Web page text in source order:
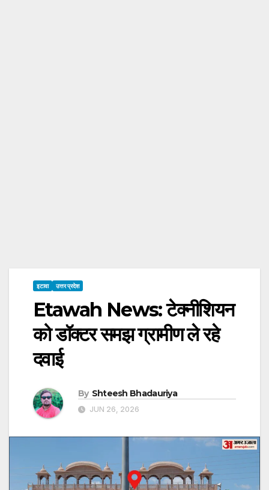
इटावा उत्तर प्रदेश
Etawah News: टेक्नीशियन
को डॉक्टर समझ ग्रामीण ले रहे
दवाई
By Shteesh Bhadauriya
JUN 26, 2026